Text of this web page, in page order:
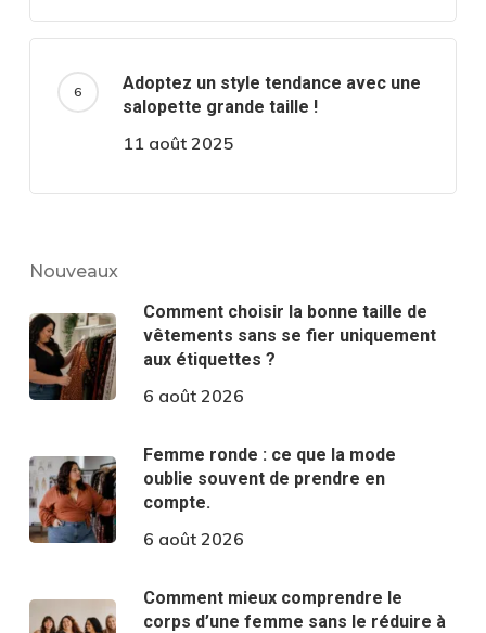
Adoptez un style tendance avec une
salopette grande taille !
11 août 2025
Nouveaux
Comment choisir la bonne taille de
vêtements sans se fier uniquement
aux étiquettes ?
6 août 2026
Femme ronde : ce que la mode
oublie souvent de prendre en
compte.
6 août 2026
Comment mieux comprendre le
corps d’une femme sans le réduire à